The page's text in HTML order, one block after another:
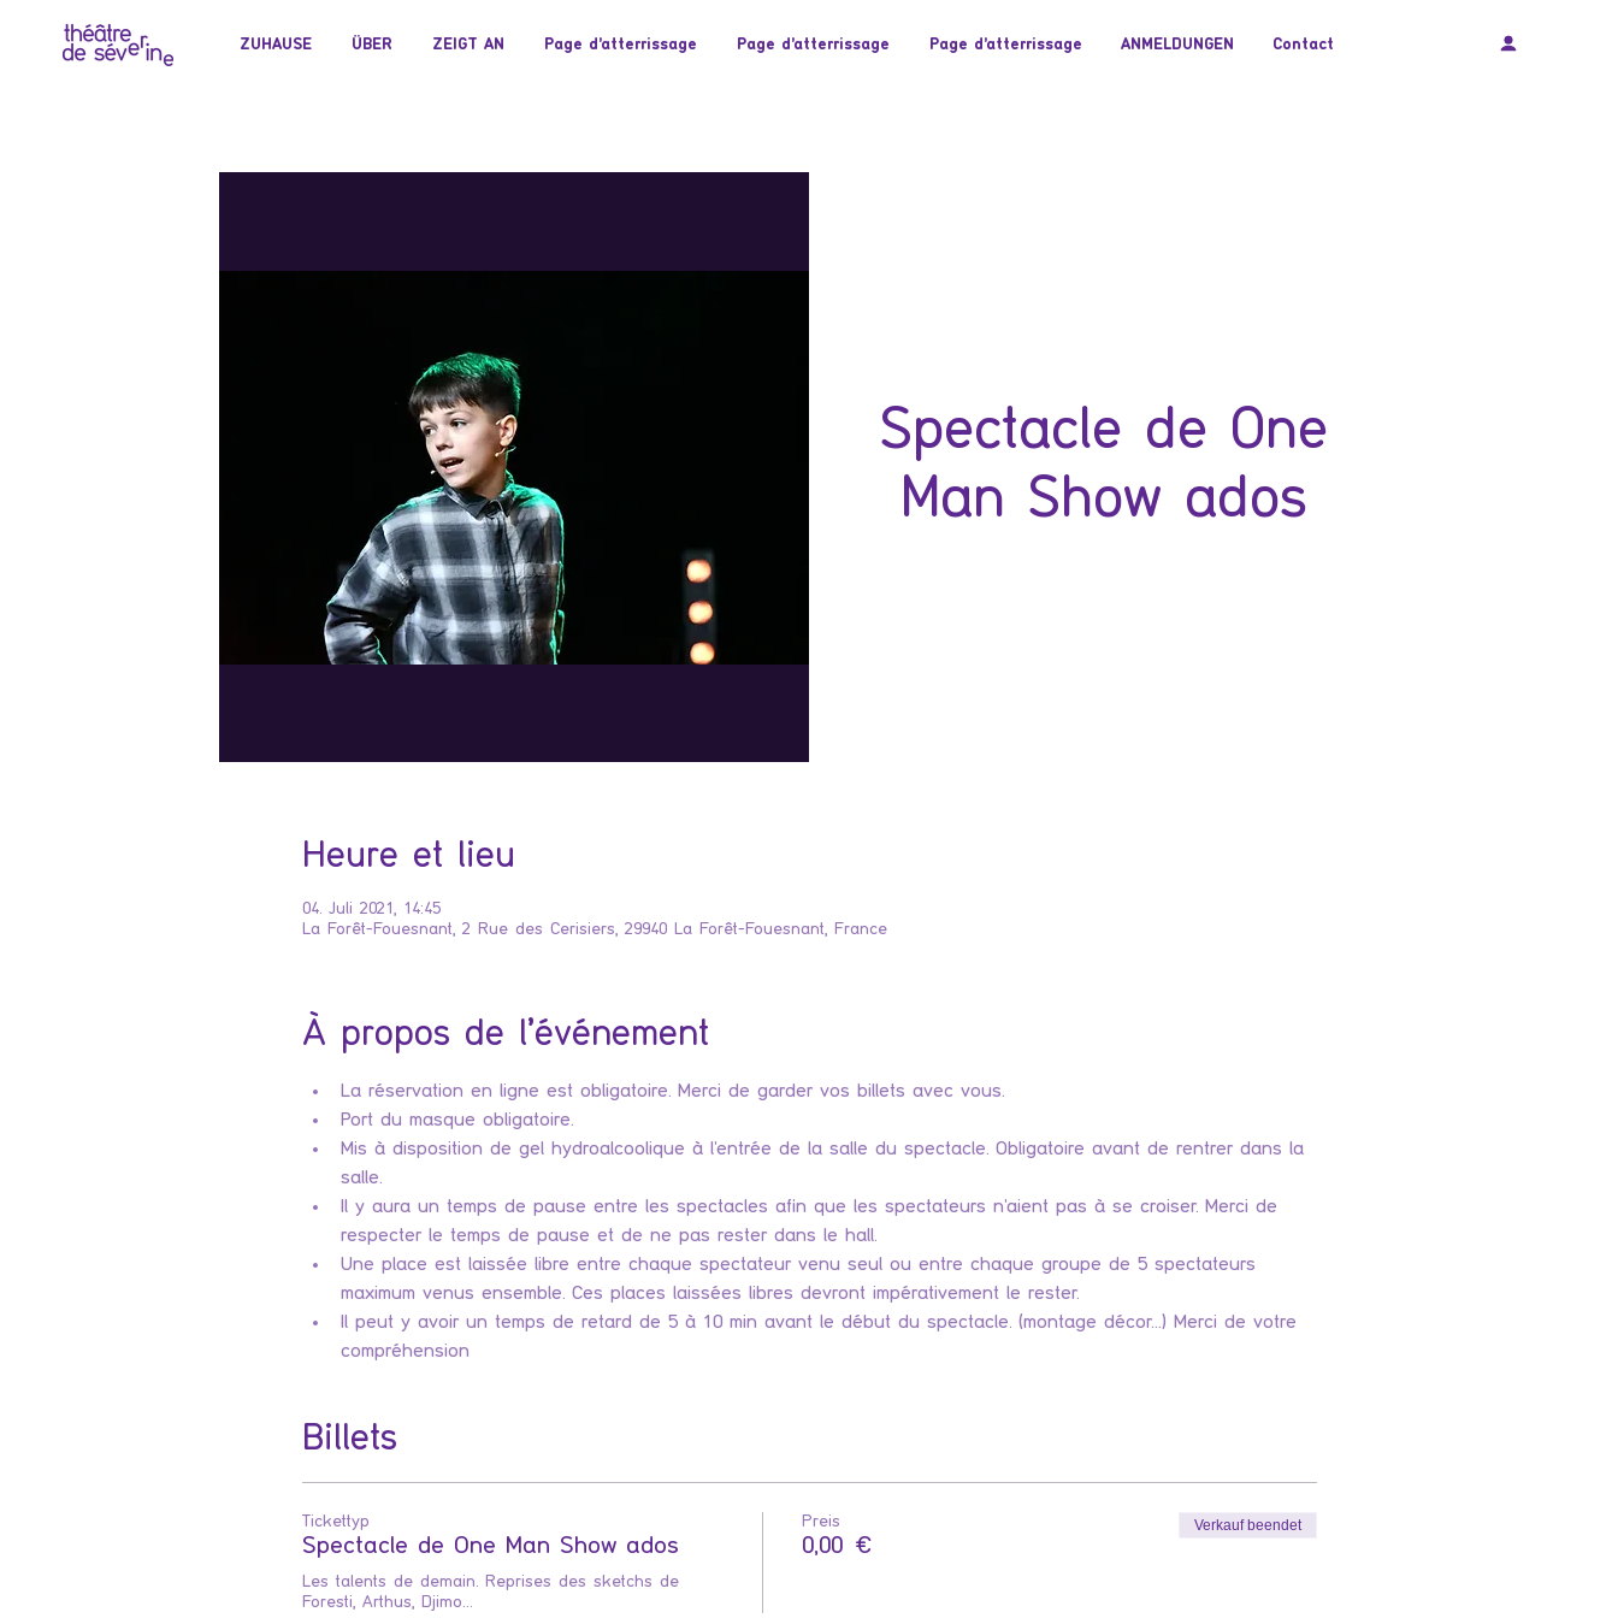
ZUHAUSE ÜBER ZEIGT AN Page d'atterrissage Page d'atterrissage Page d'atterrissage ANMELDUNGEN Contact
Spectacle de One
Man Show ados
Heure et lieu
04. Juli 2021, 14:45
La Forêt-Fouesnant, 2 Rue des Cerisiers, 29940 La Forêt-Fouesnant, France
À propos de l'événement
La réservation en ligne est obligatoire. Merci de garder vos billets avec vous.
Port du masque obligatoire.
Mis à disposition de gel hydroalcoolique à l’entrée de la salle du spectacle. Obligatoire avant de rentrer dans la
salle.
Il y aura un temps de pause entre les spectacles afin que les spectateurs n’aient pas à se croiser. Merci de
respecter le temps de pause et de ne pas rester dans le hall.
Une place est laissée libre entre chaque spectateur venu seul ou entre chaque groupe de 5 spectateurs
maximum venus ensemble. Ces places laissées libres devront impérativement le rester.
Il peut y avoir un temps de retard de 5 à 10 min avant le début du spectacle. (montage décor...) Merci de votre
compréhension
Billets
Tickettyp
Spectacle de One Man Show ados
Les talents de demain. Reprises des sketchs de
Foresti, Arthus, Djimo...
Preis
0,00 €
Verkauf beendet